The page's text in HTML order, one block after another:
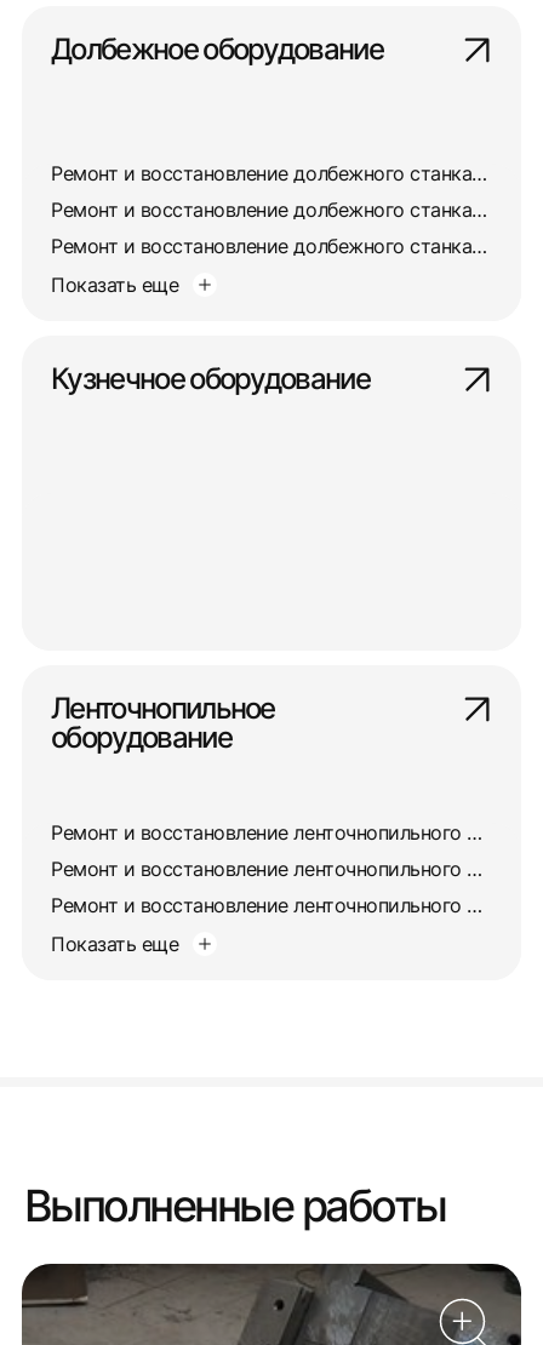
Долбежное оборудование
Ремонт и восстановление долбежного станка 7403
Ремонт и восстановление долбежного станка 7405
Ремонт и восстановление долбежного станка 7417
Показать еще
Кузнечное оборудование
Ленточнопильное
оборудование
Ремонт и восстановление ленточнопильного станка 8725
Ремонт и восстановление ленточнопильного станка 872А
Ремонт и восстановление ленточнопильного станка 872М
Показать еще
Выполненные работы